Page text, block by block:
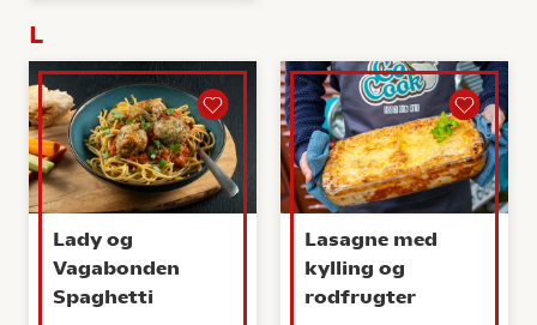
L
Lady og
Vagabonden
Spaghetti
Lasagne med
kylling og
rodfrugter